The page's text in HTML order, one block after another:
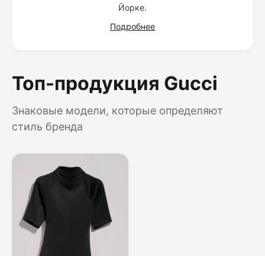
Йорке.
Подробнее
Топ-продукция Gucci
Знаковые модели, которые определяют
стиль бренда